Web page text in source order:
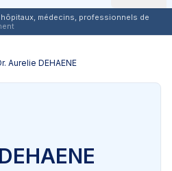
médecins, professionnels de
Aurelie DEHAENE